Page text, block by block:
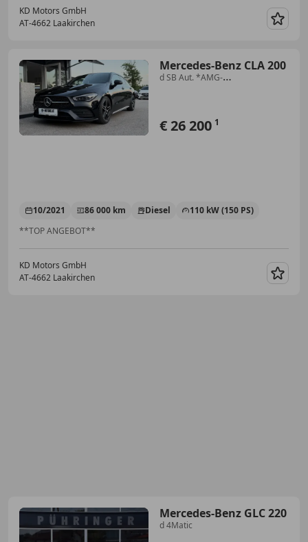
KD Motors GmbH
AT-4662 Laakirchen
Mercedes-Benz CLA 200
d SB Aut. *AMG-
€ 26 200 1
10/2021 86 000 km Diesel
110 kW (150 PS)
**TOP ANGEBOT**
KD Motors GmbH
AT-4662 Laakirchen
Mercedes-Benz GLC 220
d 4Matic